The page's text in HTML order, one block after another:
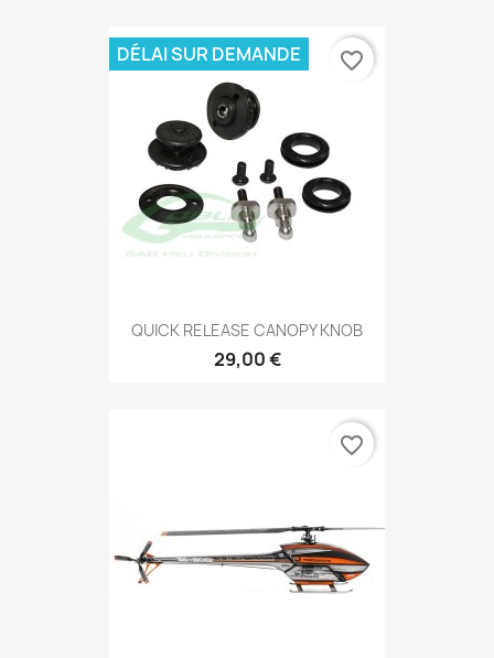
QUICK RELEASE CANOPY KNOB
29,00 €
DÉLAI SUR DEMANDE favorite_border
favorite_border